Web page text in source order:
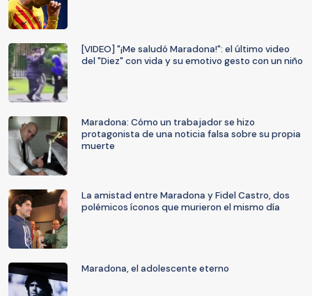
[VIDEO] "¡Me saludó Maradona!": el último video
del "Diez" con vida y su emotivo gesto con un niño
Maradona: Cómo un trabajador se hizo
protagonista de una noticia falsa sobre su propia
muerte
La amistad entre Maradona y Fidel Castro, dos
polémicos íconos que murieron el mismo día
Maradona, el adolescente eterno